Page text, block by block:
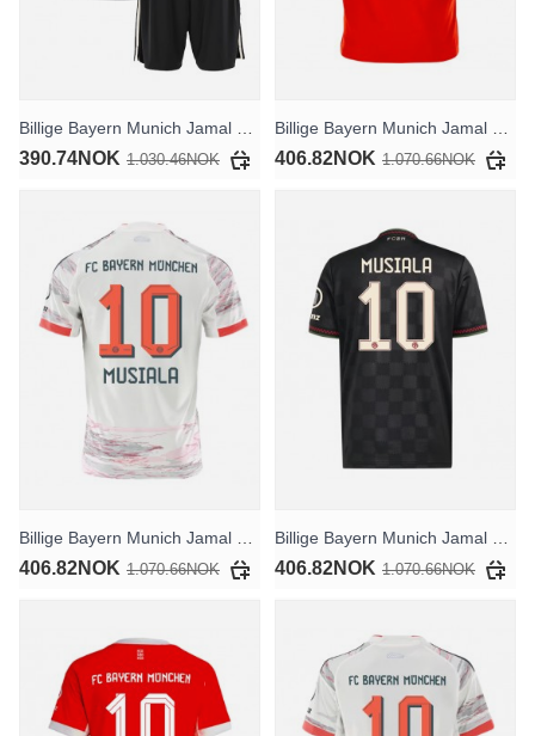
390.74NOK 1.030.46NOK 406.82NOK 1.070.66NOK
406.82NOK 1.070.66NOK 406.82NOK 1.070.66NOK